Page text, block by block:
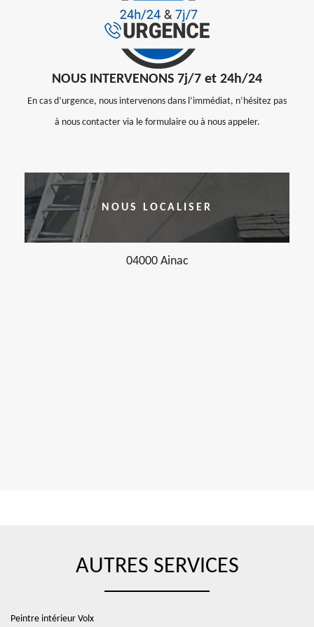
NOUS INTERVENONS 7j/7 et 24h/24
En cas d’urgence, nous intervenons dans l’immédiat, n’hésitez pas
à nous contacter via le formulaire ou à nous appeler.
NOUS LOCALISER
04000 Ainac
AUTRES SERVICES
Peintre intérieur Volx